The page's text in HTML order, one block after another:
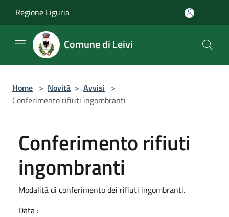
Regione Liguria
Comune di Leivi
Home > Novità > Avvisi >
Conferimento rifiuti ingombranti
Conferimento rifiuti
ingombranti
Modalità di conferimento dei rifiuti ingombranti.
Data :